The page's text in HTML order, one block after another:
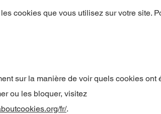
cookies que vous utilisez sur votre site.
sur la manière de voir quels cookies ont
ou les bloquer, visitez
fr/.